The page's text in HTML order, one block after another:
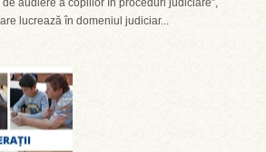
de audiere a copiilor în proceduri judiciare”,
lucrează în domeniul judiciar...